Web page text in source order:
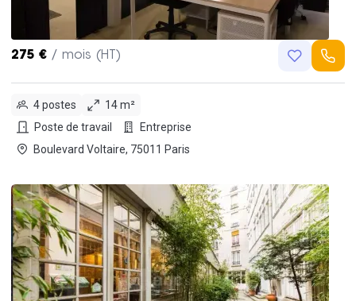
275 € / mois (HT)
4 postes
14 m²
Poste de travail
Entreprise
Boulevard Voltaire, 75011 Paris